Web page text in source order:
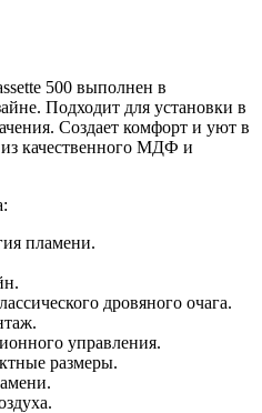
500 выполнен в
Подходит для установки в
Создает комфорт и уют в
качественного МДФ и
пламени.
дровяного очага.
управления.
размеры.